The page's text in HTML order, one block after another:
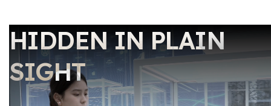
HIDDEN IN PLAIN
SIGHT